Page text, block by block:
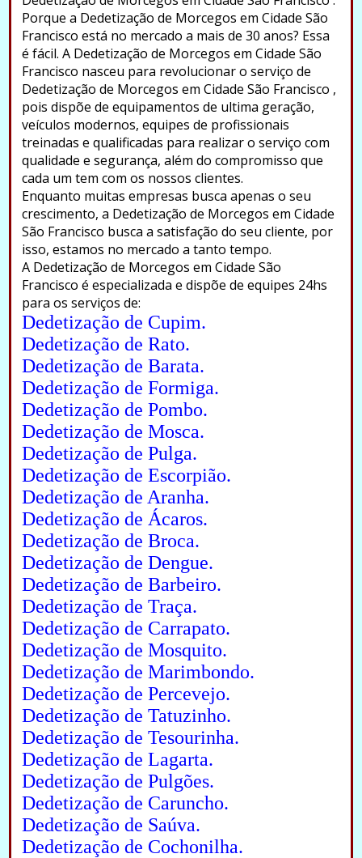
Porque a Dedetização de Morcegos em Cidade São
Francisco está no mercado a mais de 30 anos? Essa
é fácil. A Dedetização de Morcegos em Cidade São
Francisco nasceu para revolucionar o serviço de
Dedetização de Morcegos em Cidade São Francisco ,
pois dispõe de equipamentos de ultima geração,
veículos modernos, equipes de profissionais
treinadas e qualificadas para realizar o serviço com
qualidade e segurança, além do compromisso que
cada um tem com os nossos clientes.
Enquanto muitas empresas busca apenas o seu
crescimento, a Dedetização de Morcegos em Cidade
São Francisco busca a satisfação do seu cliente, por
isso, estamos no mercado a tanto tempo.
A Dedetização de Morcegos em Cidade São
Francisco é especializada e dispõe de equipes 24hs
para os serviços de:
Dedetização de Cupim.
Dedetização de Rato.
Dedetização de Barata.
Dedetização de Formiga.
Dedetização de Pombo.
Dedetização de Mosca.
Dedetização de Pulga.
Dedetização de Escorpião.
Dedetização de Aranha.
Dedetização de Ácaros.
Dedetização de Broca.
Dedetização de Dengue.
Dedetização de Barbeiro.
Dedetização de Traça.
Dedetização de Carrapato.
Dedetização de Mosquito.
Dedetização de Marimbondo.
Dedetização de Percevejo.
Dedetização de Tatuzinho.
Dedetização de Tesourinha.
Dedetização de Lagarta.
Dedetização de Pulgões.
Dedetização de Caruncho.
Dedetização de Saúva.
Dedetização de Cochonilha.